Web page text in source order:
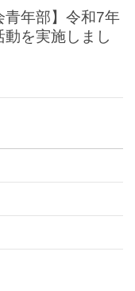
青年部】令和7年
を実施しまし